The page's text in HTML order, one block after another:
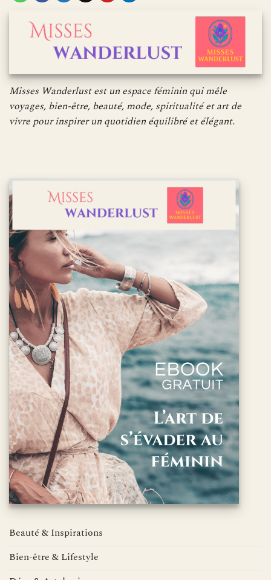
Misses Wanderlust est un espace féminin qui mêle
voyages, bien-être, beauté, mode, spiritualité et art de
vivre pour inspirer un quotidien équilibré et élégant.
Beauté & Inspirations
Bien-être & Lifestyle